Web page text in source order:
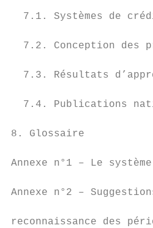
7.1. Systèmes de
7.2. Conception des
7.3. Résultats
7.4. Publications
8. Glossaire
Annexe n°1 – Le
Annexe n°2 –
reconnaissance des